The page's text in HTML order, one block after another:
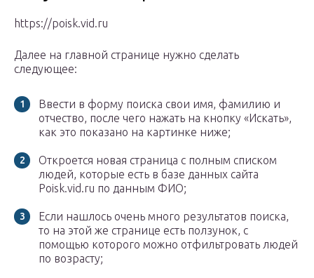
https://poisk.vid.ru
Далее на главной странице нужно сделать
следующее:
Ввести в форму поиска свои имя, фамилию и
отчество, после чего нажать на кнопку «Искать»,
как это показано на картинке ниже;
Откроется новая страница с полным списком
людей, которые есть в базе данных сайта
Poisk.vid.ru по данным ФИО;
Если нашлось очень много результатов поиска,
то на этой же странице есть ползунок, с
помощью которого можно отфильтровать людей
по возрасту;